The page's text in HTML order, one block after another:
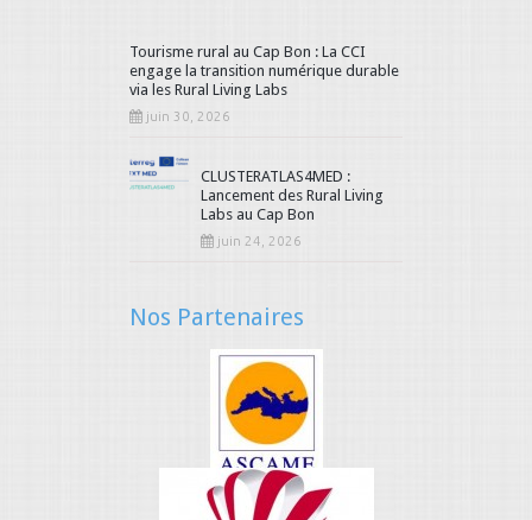
Tourisme rural au Cap Bon : La CCI
engage la transition numérique durable
via les Rural Living Labs
juin 30, 2026
CLUSTERATLAS4MED :
Lancement des Rural Living
Labs au Cap Bon
juin 24, 2026
Nos Partenaires